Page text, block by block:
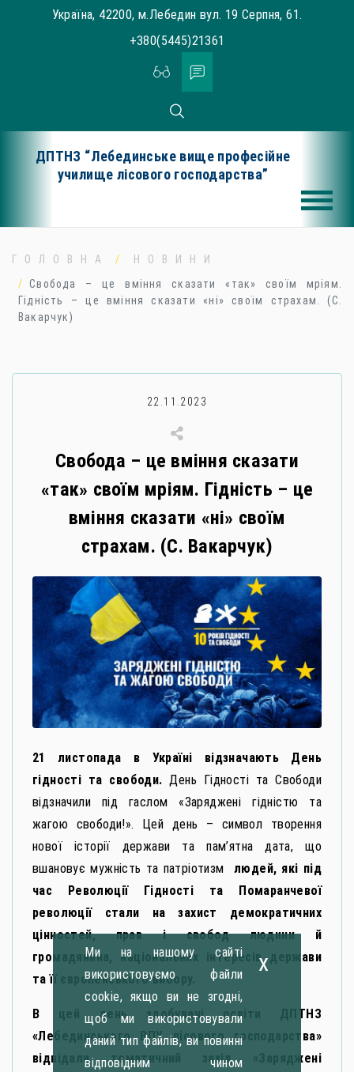
Україна, 42200, м.Лебедин вул. 19 Серпня, 61.
+380(5445)21361
ДПТНЗ “Лебединське вище професійне
училище лісового господарства”
ГОЛОВНА
НОВИНИ
Свобода – це вміння сказати «так» своїм мріям.
Гідність – це вміння сказати «ні» своїм страхам. (С.
Вакарчук)
22.11.2023
Свобода – це вміння сказати
«так» своїм мріям. Гідність – це
вміння сказати «ні» своїм
страхам. (С. Вакарчук)
21 листопада в Україні відзначають День
гідності та свободи. День Гідності та Свободи
відзначили під гаслом «Заряджені гідністю та
жагою свободи!». Цей день – символ творення
нової історії держави та пам’ятна дата, що
вшановує мужність та патріотизм людей, які під
час Революції Гідності та Помаранчевої
революції стали на захист демократичних
цінностей, прав і свобод людини й
громадянина, національних інтересів держави
та її європейського вибору.
В цей день здобувачі освіти ДПТНЗ
«Лебединського ВПУ лісового господарства»
відвідали тематичний захід «Заряджені
Ми на нашому сайті
використовуємо файли
cookie, якщо ви не згодні,
щоб ми використовували
даний тип файлів, ви повинні
відповідним чином
x